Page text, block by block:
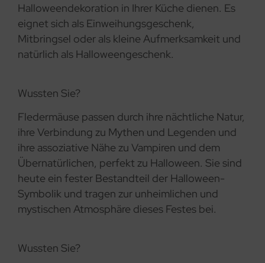
Halloweendekoration in Ihrer Küche dienen. Es
eignet sich als Einweihungsgeschenk,
Mitbringsel oder als kleine Aufmerksamkeit und
natürlich als Halloweengeschenk.
Wussten Sie?
Fledermäuse passen durch ihre nächtliche Natur,
ihre Verbindung zu Mythen und Legenden und
ihre assoziative Nähe zu Vampiren und dem
Übernatürlichen, perfekt zu Halloween. Sie sind
heute ein fester Bestandteil der Halloween-
Symbolik und tragen zur unheimlichen und
mystischen Atmosphäre dieses Festes bei.
Wussten Sie?